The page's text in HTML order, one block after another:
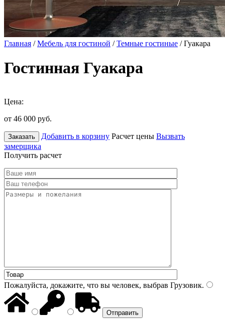
Главная /Мебель для гостиной /Темные гостиные / Гуакара
Гостинная Гуакара
Цена:
от 46 000 руб.
Заказать Добавить в корзину Расчет цены Вызвать
замерщика
Получить расчет
Пожалуйста, докажите, что вы человек, выбрав Грузовик.